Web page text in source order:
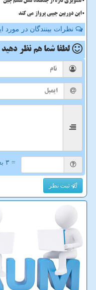
این دوربین جیبی پرواز می کند
نظرات بینندگان در مورد
لطفا شما هم نظر دهید
= ۳ بعلاوه ۱
ثبت نظر